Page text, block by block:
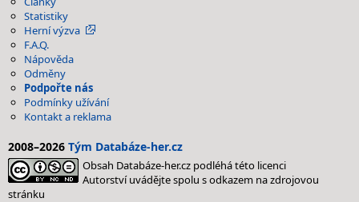
Statistiky
Herní výzva
F.A.Q.
Nápověda
Odměny
Podpořte nás
Podmínky užívání
Kontakt a reklama
2008–2026 Tým Databáze-her.cz
Obsah Databáze-her.cz podléhá této licenci
Autorství uvádějte spolu s odkazem na zdrojovou
stránku